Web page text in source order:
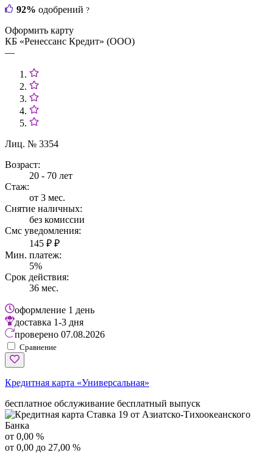
92% одобрений ?
Оформить карту
КБ «Ренессанс Кредит» (ООО)
—
Лиц. № 3354
Возраст:
20 - 70 лет
Стаж:
от 3 мес.
Снятие наличных:
без комиссии
Смс уведомления:
145 ₽ ₽
Мин. платеж:
5%
Срок действия:
36 мес.
оформление 1 день
доставка 1-3 дня
проверено 07.08.2026
Сравнение
Кредитная карта «Универсальная»
бесплатное обслуживание бесплатный выпуск
от 0,00 %
от 0,00 до 27,00 %